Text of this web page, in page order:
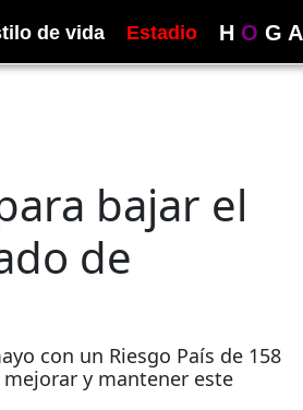
de vida Estadio H O G A
bajar el
de
con un Riesgo País de 158
y mantener este